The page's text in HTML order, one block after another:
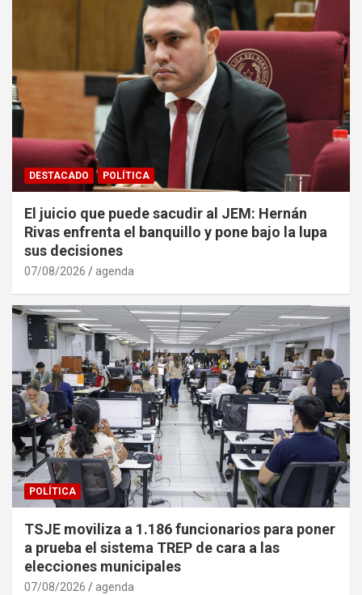
DESTACADO POLÍTICA
El juicio que puede sacudir al JEM: Hernán
Rivas enfrenta el banquillo y pone bajo la lupa
sus decisiones
07/08/2026 agenda
POLÍTICA
TSJE moviliza a 1.186 funcionarios para poner
a prueba el sistema TREP de cara a las
elecciones municipales
07/08/2026 agenda